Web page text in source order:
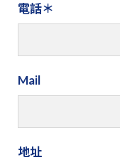
電話
Mail
地址